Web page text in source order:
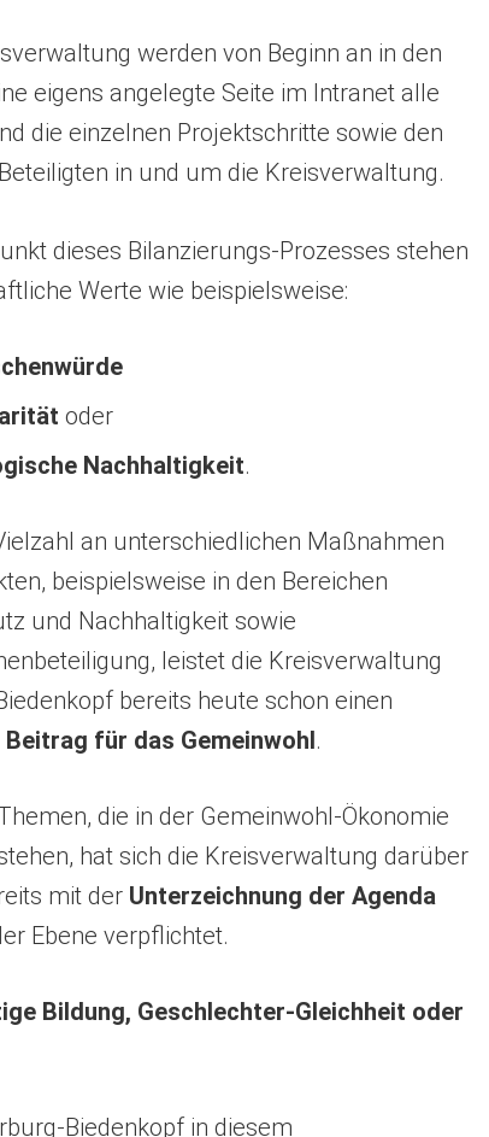
werden von Beginn an in den
eigens angelegte Seite im Intranet alle
die einzelnen Projektschritte sowie den
in und um die Kreisverwaltung.
dieses Bilanzierungs-Prozesses stehen
Werte wie beispielsweise:
oder
Nachhaltigkeit.
an unterschiedlichen Maßnahmen
beispielsweise in den Bereichen
und Nachhaltigkeit sowie
leistet die Kreisverwaltung
bereits heute schon einen
für das Gemeinwohl.
die in der Gemeinwohl-Ökonomie
hat sich die Kreisverwaltung darüber
mit der Unterzeichnung der Agenda
Ebene verpflichtet.
Bildung, Geschlechter-Gleichheit oder
Biedenkopf in diesem